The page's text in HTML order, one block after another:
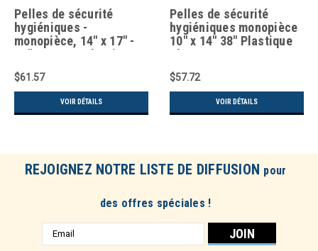
Pelles de sécurité
hygiéniques -
monopièce, 14" x 17" -
42" - Vert en plastique
$61.57
VOIR DÉTAILS
Pelles de sécurité
hygiéniques monopièce
10" x 14" 38" Plastique
Bleu
$57.72
VOIR DÉTAILS
REJOIGNEZ NOTRE LISTE DE DIFFUSION pour
des offres spéciales !
Adresse
e-